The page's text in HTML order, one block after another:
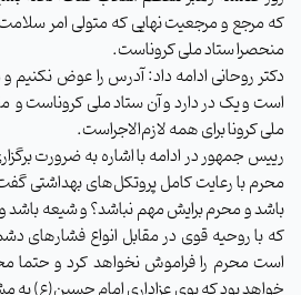
که مرجع و مرجعیت نهایی که متولی امر
منحصرا ستاد ملی کروناست.
دکتر روحانی ادامه داد: آدرس را عوض نکنیم و
است و یک در دارد و آن ستاد ملی کروناست
ملی کرونا برای همه لازم‌الاجراست.
رییس جمهور در ادامه با اشاره به ضرورت
محرم با رعایت کامل پروتکل‌های بهداشتی
باشد و محرم برایش مهم نباشد؟ و شیعه باشد
که با روحیه قوی در مقابل انواع فشارهای
است محرم را فراموش نخواهد کرد و حتما
خواهد بود که بوی عزاداری امام حسین(ع)